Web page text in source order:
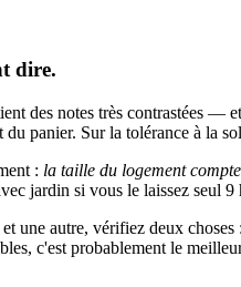
dire.
des notes très contrastées —
panier. Sur la tolérance à la
: la taille du logement
jardin si vous le laissez seul 9
et une autre, vérifiez deux
c'est probablement le